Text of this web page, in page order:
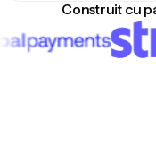
Construit cu